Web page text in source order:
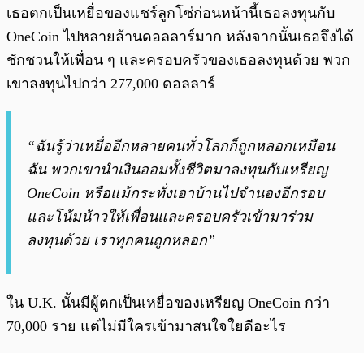
เธอตกเป็นเหยื่อของแชร์ลูกโซ่ก่อนหน้านี้เธอลงทุนกับ
OneCoin ไปหลายล้านดอลลาร์มาก หลังจากนั้นเธอจึงได้
ชักชวนให้เพื่อน ๆ และครอบครัวของเธอลงทุนด้วย พวก
เขาลงทุนไปกว่า 277,000 ดอลลาร์
“ฉันรู้ว่าเหยื่ออีกหลายคนทั่วโลกก็ถูกหลอกเหมือน
ฉัน พวกเขานำเงินออมทั้งชีวิตมาลงทุนกับเหรียญ
OneCoin หรือแม้กระทั่งเอาบ้านไปจำนองอีกรอบ
และโน้มน้าวให้เพื่อนและครอบครัวเข้ามาร่วม
ลงทุนด้วย เราทุกคนถูกหลอก”
ใน U.K. นั้นมีผู้ตกเป็นเหยื่อของเหรียญ OneCoin กว่า
70,000 ราย แต่ไม่มีใครเข้ามาสนใจใยดีอะไร